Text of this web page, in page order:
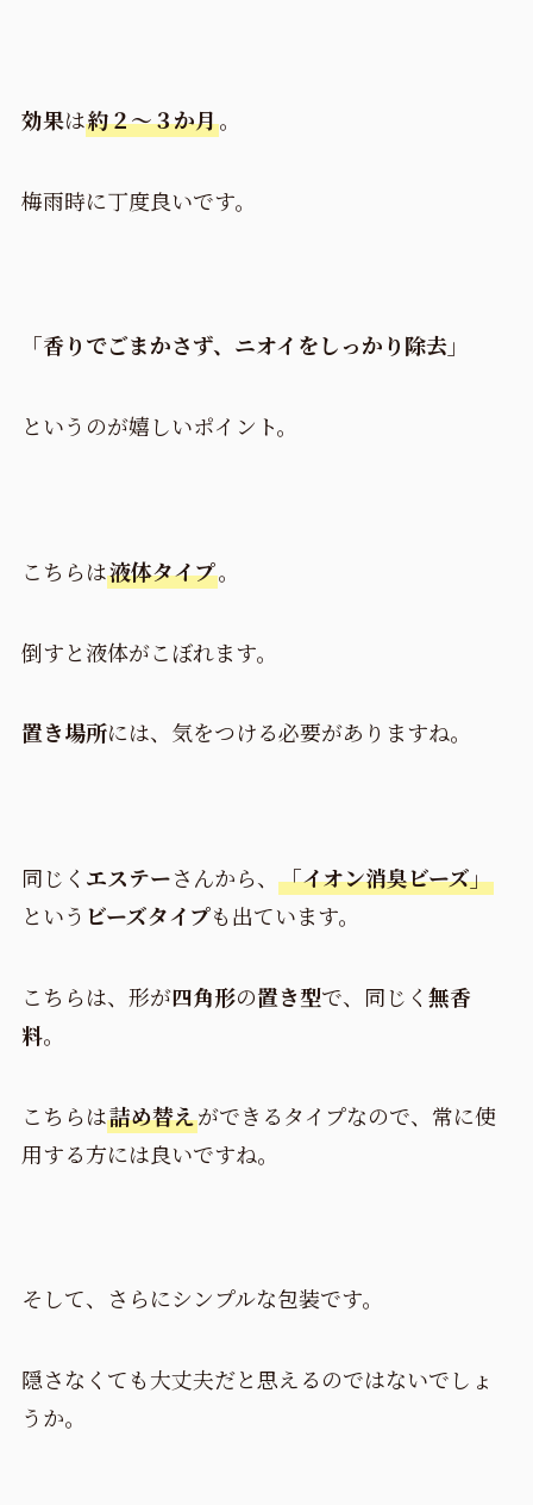
効果は約２～３か月。
梅雨時に丁度良いです。
「香りでごまかさず、ニオイをしっかり除去」
というのが嬉しいポイント。
こちらは液体タイプ。
倒すと液体がこぼれます。
置き場所には、気をつける必要がありますね。
同じく エステーさんから、 「イオン消臭ビーズ」
という ビーズタイプも出ています。
こちらは、形が四角形の置き型で、同じく 無香
料。
こちらは詰め替えができるタイプなので、常に使
用する方には良いですね。
そして、さらにシンプルな包装です。
隠さなくても大丈夫だと思えるのではないでしょ
うか。